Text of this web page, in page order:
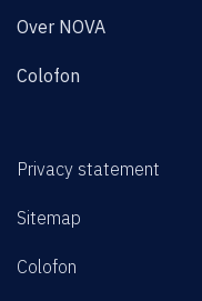
Over NOVA
Colofon
Privacy statement
Sitemap
Colofon